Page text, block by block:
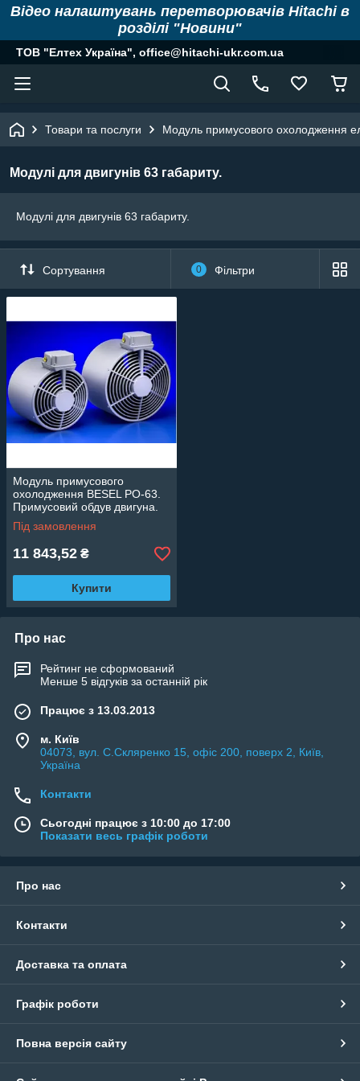
Відео налаштувань перетворювачів Hitachi в
розділі "Новини"
ТОВ "Елтех Україна", office@hitachi-ukr.com.ua
Товари та послуги Модуль примусового охолодження
Модулі для двигунів 63 габариту.
Модулі для двигунів 63 габариту.
Сортування 0 Фільтри
Модуль примусового
охолодження BESEL PO-63.
Примусовий обдув двигуна.
Під замовлення
11 843,52 ₴
Купити
Про нас
Рейтинг не сформований
Менше 5 відгуків за останній рік
Працює з 13.03.2013
м. Київ
04073, вул. C.Скляренко 15, офіс 200, поверх 2, Київ,
Україна
Контакти
Сьогодні працює з 10:00 до 17:00
Показати весь графік роботи
Про нас
Контакти
Доставка та оплата
Графік роботи
Повна версія сайту